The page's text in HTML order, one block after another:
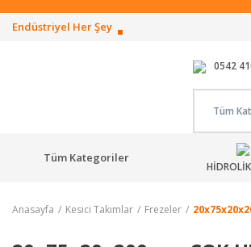
Endüstriyel Her Şey
0542
Tüm
Tüm Kategoriler
Anasayfa Kesici Takımlar Frezeler